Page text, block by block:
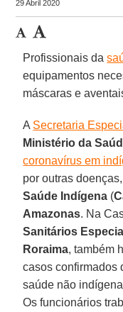
29 Abril 2020
Profissionais da
equipamentos
máscaras e
A Secretaria
Ministério da
coronavírus em
por outras
Saúde Indígena (
Amazonas. Na
Sanitários
Roraima, também
casos confirmados
saúde não
Os funcionários